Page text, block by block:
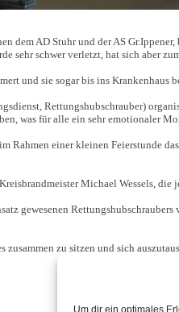
Um dir ein optimales
dem AD Stuhr und der AS
sehr schwer verletzt, hat sich aber
und sie sogar bis ins Krankenhaus
Rettungshubschrauber)
was für alle ein sehr emotionaler
Rahmen einer kleinen Feierstunde
Michael Wessels,
gewesenen
zu sitzen und sich